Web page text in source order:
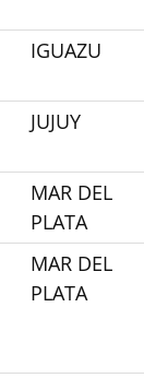
IGUAZU
JUJUY
MAR DEL
PLATA
MAR DEL
PLATA